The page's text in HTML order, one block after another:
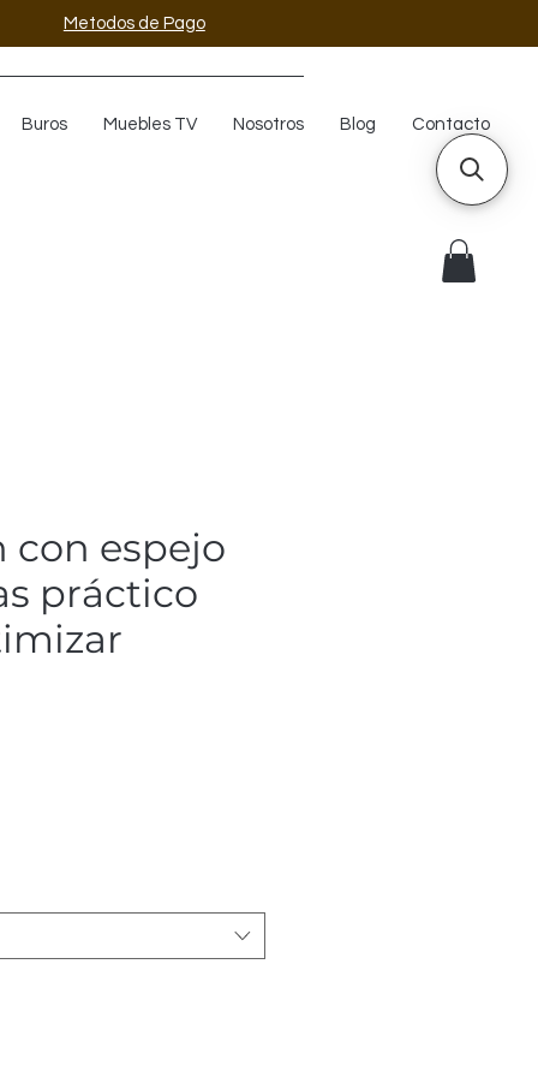
Metodos de Pago
Buros Muebles TV Nosotros Blog Contacto
con espejo
práctico